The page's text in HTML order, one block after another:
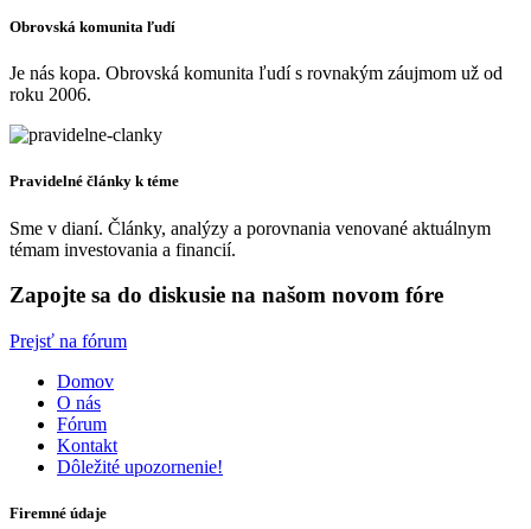
Obrovská komunita ľudí
Je nás kopa. Obrovská komunita ľudí s rovnakým záujmom už od
roku 2006.
Pravidelné články k téme
Sme v dianí. Články, analýzy a porovnania venované aktuálnym
témam investovania a financií.
Zapojte sa do diskusie na našom novom fóre
Prejsť na fórum
Domov
O nás
Fórum
Kontakt
Dôležité upozornenie!
Firemné údaje